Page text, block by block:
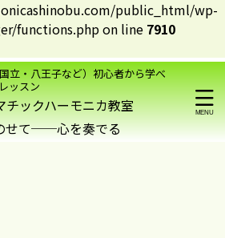
public_html/wp-
functions.php on line 7910
立・八王子など）初心者から学べ
ッスン
チックハーモニカ教室